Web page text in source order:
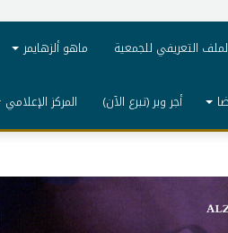
التعريفي للجمعية ماهو ألزهايمر
أجر وبر (تبرع الآن) المركز الإعلامي